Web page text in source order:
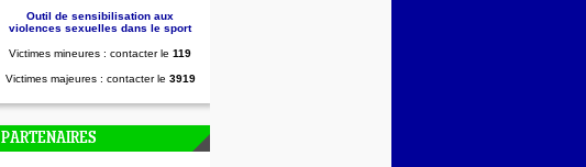
Outil de sensibilisation aux
violences sexuelles dans le sport
Victimes mineures : contacter le 119
Victimes majeures : contacter le 3919
PARTENAIRES